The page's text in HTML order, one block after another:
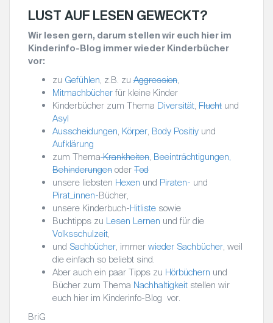
LUST AUF LESEN GEWECKT?
Wir lesen gern, darum stellen wir euch hier im
Kinderinfo-Blog immer wieder Kinderbücher
vor:
zu Gefühlen, z.B. zu Aggression,
Mitmachbücher für kleine Kinder
Kinderbücher zum Thema Diversität, Flucht und
Asyl
Ausscheidungen, Körper, Body Positiy und
Aufklärung
zum ThemaKrankheiten, Beeinträchtigungen,
Behinderungen oder Tod
unsere liebsten Hexen und Piraten- und
Pirat_innen-Bücher,
unsere Kinderbuch-Hitliste sowie
Buchtipps zu Lesen Lernen und für die
Volksschulzeit,
und Sachbücher, immer wieder Sachbücher, weil
die einfach so beliebt sind.
Aber auch ein paar Tipps zu Hörbüchern und
Bücher zum Thema Nachhaltigkeit stellen wir
euch hier im Kinderinfo-Blog vor.
BriG